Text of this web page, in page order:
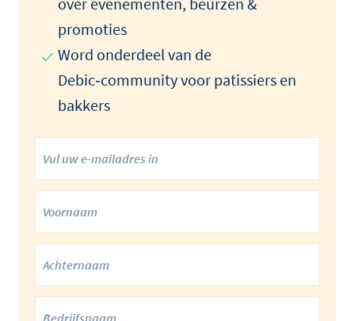
promoties
Word onderdeel van de
Debic‑community voor patissiers en
bakkers